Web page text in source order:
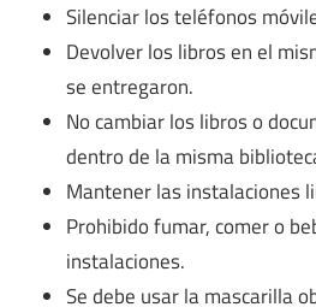
Silenciar los teléfonos
Devolver los libros en el
se entregaron.
No cambiar los libros o
dentro de la misma
Mantener las instalaciones
Prohibido fumar, comer o
instalaciones.
Se debe usar la mascarilla